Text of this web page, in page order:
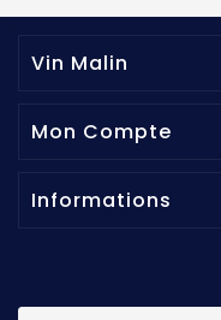
Vin Malin
Mon Compte
Informations